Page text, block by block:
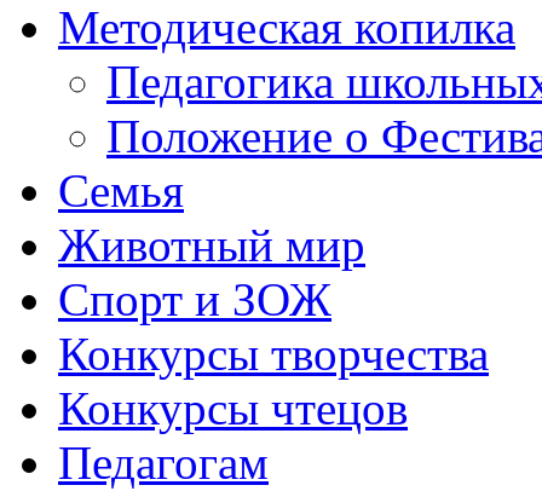
Методическая копилка
Педагогика
Положение о
Семья
Животный мир
Спорт и ЗОЖ
Конкурсы творчества
Конкурсы чтецов
Педагогам